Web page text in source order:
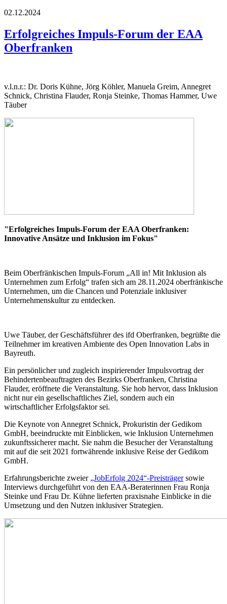
02.12.2024
Erfolgreiches Impuls-Forum der EAA
Oberfranken
v.l.n.r.: Dr. Doris Kühne, Jörg Köhler, Manuela Greim, Annegret
Schnick, Christina Flauder, Ronja Steinke, Thomas Hammer, Uwe
Täuber
"Erfolgreiches Impuls-Forum der EAA Oberfranken:
Innovative Ansätze und Inklusion im Fokus"
Beim Oberfränkischen Impuls-Forum „All in! Mit Inklusion als
Unternehmen zum Erfolg“ trafen sich am 28.11.2024 oberfränkische
Unternehmen, um die Chancen und Potenziale inklusiver
Unternehmenskultur zu entdecken.
Uwe Täuber, der Geschäftsführer des ifd Oberfranken, begrüßte die
Teilnehmer im kreativen Ambiente des Open Innovation Labs in
Bayreuth.
Ein persönlicher und zugleich inspirierender Impulsvortrag der
Behindertenbeauftragten des Bezirks Oberfranken, Christina
Flauder, eröffnete die Veranstaltung. Sie hob hervor, dass Inklusion
nicht nur ein gesellschaftliches Ziel, sondern auch ein
wirtschaftlicher Erfolgsfaktor sei.
Die Keynote von Annegret Schnick, Prokuristin der Gedikom
GmbH, beeindruckte mit Einblicken, wie Inklusion Unternehmen
zukunftssicherer macht. Sie nahm die Besucher der Veranstaltung
mit auf die seit 2021 fortwährende inklusive Reise der Gedikom
GmbH.
Erfahrungsberichte zweier „JobErfolg 2024“-Preisträgersowie
Interviews durchgeführt von den EAA-Beraterinnen Frau Ronja
Steinke und Frau Dr. Kühne lieferten praxisnahe Einblicke in die
Umsetzung und den Nutzen inklusiver Strategien.